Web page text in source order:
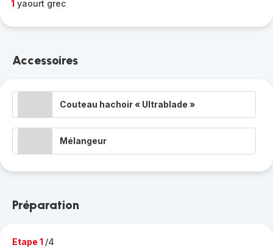
1 yaourt grec
Accessoires
Couteau hachoir « Ultrablade »
Mélangeur
Préparation
Etape 1 /4